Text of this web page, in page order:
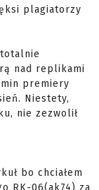
plagiatorzy
nad replikami
premiery
Niestety,
nie zezwolił
bo chciałem
RK-06(ak74) za